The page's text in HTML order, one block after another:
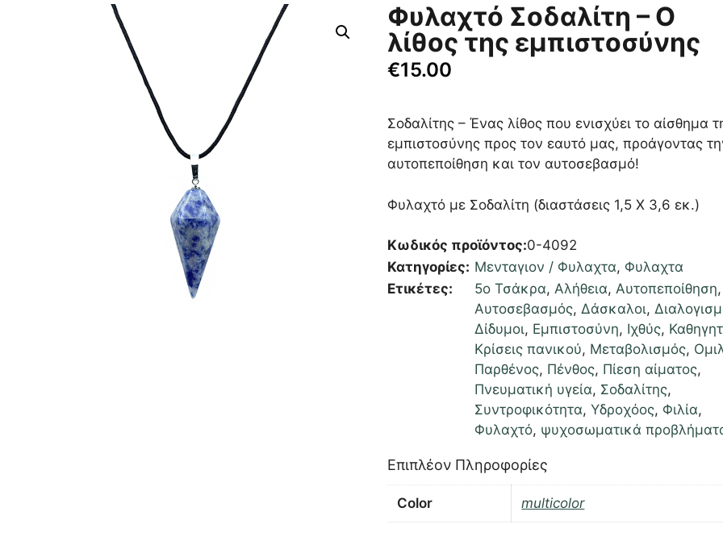
Φυλαχτό Σοδαλίτη – Ο
λίθος της εμπιστοσύνης
€15.00
Σοδαλίτης – Ένας λίθος που ενισχύει το αίσθημα
εμπιστοσύνης προς τον εαυτό μας, προάγοντας
αυτοπεποίθηση και τον αυτοσεβασμό!
Φυλαχτό με Σοδαλίτη (διαστάσεις 1,5 Χ 3,6 εκ.)
Κωδικός προϊόντος:0-4092
Κατηγορίες: Μενταγιον / Φυλαχτα, Φυλαχτα
Ετικέτες:
5ο Τσάκρα,Αλήθεια,Αυτοπεποίθηση,
Αυτοσεβασμός,Δάσκαλοι,
Δίδυμοι, Εμπιστοσύνη, Ιχθύς,
Κρίσεις πανικού, Μεταβολισμός,
Παρθένος, Πένθος, Πίεση αίματος,
Πνευματική υγεία, Σοδαλίτης,
Συντροφικότητα,Υδροχόος, Φιλία,
Φυλαχτό, ψυχοσωματικά
Επιπλέον Πληροφορίες
Color multicolor